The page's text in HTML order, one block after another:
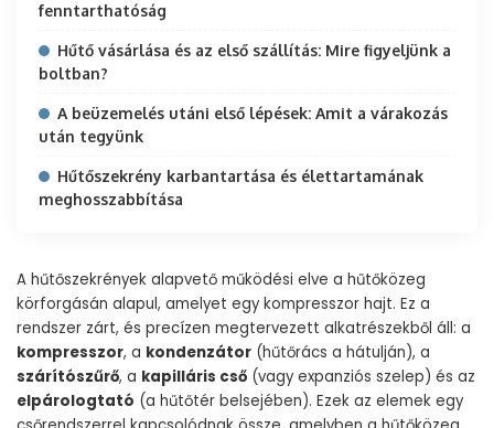
fenntarthatóság
Hűtő vásárlása és az első szállítás: Mire figyeljünk a
boltban?
A beüzemelés utáni első lépések: Amit a várakozás
után tegyünk
Hűtőszekrény karbantartása és élettartamának
meghosszabbítása
A hűtőszekrények alapvető működési elve a hűtőközeg
körforgásán alapul, amelyet egy kompresszor hajt. Ez a
rendszer zárt, és precízen megtervezett alkatrészekből áll: a
kompresszor, a kondenzátor (hűtőrács a hátulján), a
szárítószűrő, a kapilláris cső (vagy expanziós szelep) és az
elpárologtató (a hűtőtér belsejében). Ezek az elemek egy